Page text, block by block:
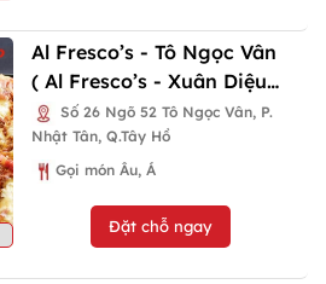
Al Fresco’s - Tô Ngọc Vân
( Al Fresco’s - Xuân Diệu
cũ)Số 26 Ngõ 52 Tô Ngọc Vân, P.
Nhật Tân, Q.Tây Hồ
Gọi món Âu, Á
Đặt chỗ ngay